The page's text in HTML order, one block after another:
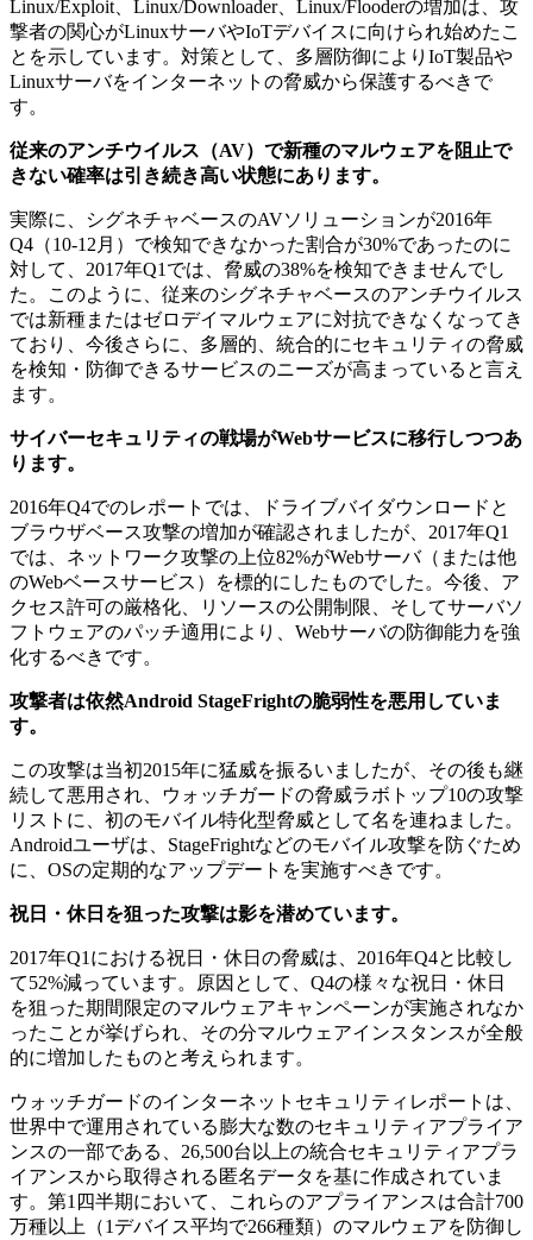
Linux/Exploit、Linux/Downloader、Linux/Flooderの増加は、攻
撃者の関心がLinuxサーバやIoTデバイスに向けられ始めたこ
とを示しています。対策として、多層防御によりIoT製品や
Linuxサーバをインターネットの脅威から保護するべきで
す。
従来のアンチウイルス（AV）で新種のマルウェアを阻止で
きない確率は引き続き高い状態にあります。
実際に、シグネチャベースのAVソリューションが2016年
Q4（10-12月）で検知できなかった割合が30%であったのに
対して、2017年Q1では、脅威の38%を検知できませんでし
た。このように、従来のシグネチャベースのアンチウイルス
では新種またはゼロデイマルウェアに対抗できなくなってき
ており、今後さらに、多層的、統合的にセキュリティの脅威
を検知・防御できるサービスのニーズが高まっていると言え
ます。
サイバーセキュリティの戦場がWebサービスに移行しつつあ
ります。
2016年Q4でのレポートでは、ドライブバイダウンロードと
ブラウザベース攻撃の増加が確認されましたが、2017年Q1
では、ネットワーク攻撃の上位82%がWebサーバ（または他
のWebベースサービス）を標的にしたものでした。今後、ア
クセス許可の厳格化、リソースの公開制限、そしてサーバソ
フトウェアのパッチ適用により、Webサーバの防御能力を強
化するべきです。
攻撃者は依然Android StageFrightの脆弱性を悪用していま
す。
この攻撃は当初2015年に猛威を振るいましたが、その後も継
続して悪用され、ウォッチガードの脅威ラボトップ10の攻撃
リストに、初のモバイル特化型脅威として名を連ねました。
Androidユーザは、StageFrightなどのモバイル攻撃を防ぐため
に、OSの定期的なアップデートを実施すべきです。
祝日・休日を狙った攻撃は影を潜めています。
2017年Q1における祝日・休日の脅威は、2016年Q4と比較し
て52%減っています。原因として、Q4の様々な祝日・休日
を狙った期間限定のマルウェアキャンペーンが実施されなか
ったことが挙げられ、その分マルウェアインスタンスが全般
的に増加したものと考えられます。
ウォッチガードのインターネットセキュリティレポートは、
世界中で運用されている膨大な数のセキュリティアプライア
ンスの一部である、26,500台以上の統合セキュリティアプラ
イアンスから取得される匿名データを基に作成されていま
す。第1四半期において、これらのアプライアンスは合計700
万種以上（1デバイス平均で266種類）のマルウェアを防御し